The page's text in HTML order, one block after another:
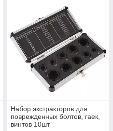
Набор экстракторов для
поврежденных болтов, гаек,
винтов 10шт